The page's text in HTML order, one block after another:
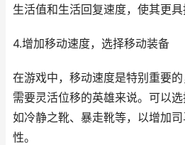
生活值和生活回复速度，使其更具
4.增加移动速度，选择移动装备
在游戏中，移动速度是特别重要
需要灵活位移的英雄来说。可以选
如冷静之靴、暴走靴等，以增加
性。